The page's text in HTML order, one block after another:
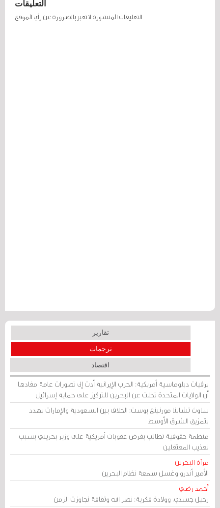
التعليقات
التعليقات المنشورة لا تعبر بالضرورة عن رأي الموقع
تقارير
ترجمات
اقتصاد
برقيات دبلوماسية أمريكية: الحرب الإيرانية أدت إلى تصورات عامة مفادها
أن الولايات المتحدة تخلت عن البحرين للتركيز على حماية إسرائيل
ساوث تشاينا مورنينغ بوست: الخلاف بين السعودية والإمارات يهدد
بتمزيق الشرق الأوسط
منظمة حقوقية تطالب بفرض عقوبات أمريكية على وزير بحريني بسبب
تعذيب المعتقلين
مرآة البحرين
الأمير أندرو وغسل سمعة نظام البحرين
أحمد رضي
رحيل جسدي، وولادة فكرية: نصر الله وثقافة تجاوزت الزمن